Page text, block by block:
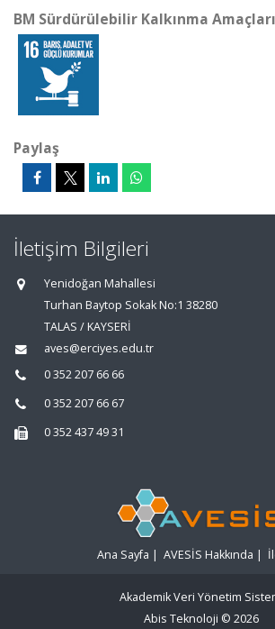
BM Sürdürülebilir Kalkınma Amaçları
Paylaş
İletişim Bilgileri
Yenidoğan Mahallesi
Turhan Baytop Sokak No:1 38280
TALAS / KAYSERİ
aves@erciyes.edu.tr
0 352 207 66 66
0 352 207 66 67
0 352 437 49 31
Ana Sayfa | AVESİS Hakkında |
Akademik Veri Yönetim
Abis Teknoloji © 2026